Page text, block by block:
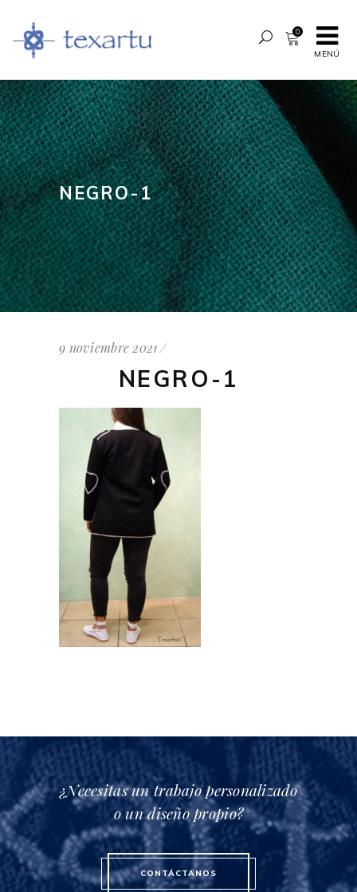
MENÚ
0
NEGRO-1
9 noviembre 2021
NEGRO-1
¿Necesitas un trabajo personalizado
o un diseño propio?
CONTÁCTANOS